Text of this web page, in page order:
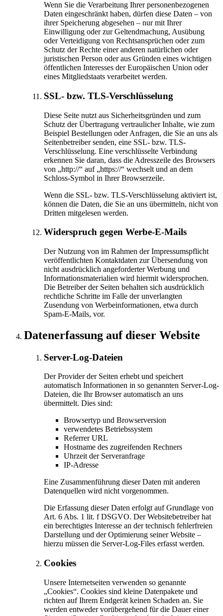
Wenn Sie die Verarbeitung Ihrer personenbezogenen
Daten eingeschränkt haben, dürfen diese Daten – von
ihrer Speicherung abgesehen – nur mit Ihrer
Einwilligung oder zur Geltendmachung, Ausübung
oder Verteidigung von Rechtsansprüchen oder zum
Schutz der Rechte einer anderen natürlichen oder
juristischen Person oder aus Gründen eines wichtigen
öffentlichen Interesses der Europäischen Union oder
eines Mitgliedstaats verarbeitet werden.
SSL- bzw. TLS-Verschlüsselung
Diese Seite nutzt aus Sicherheitsgründen und zum
Schutz der Übertragung vertraulicher Inhalte, wie zum
Beispiel Bestellungen oder Anfragen, die Sie an uns als
Seitenbetreiber senden, eine SSL- bzw. TLS-
Verschlüsselung. Eine verschlüsselte Verbindung
erkennen Sie daran, dass die Adresszeile des Browsers
von „http://“ auf „https://“ wechselt und an dem
Schloss-Symbol in Ihrer Browserzeile.
Wenn die SSL- bzw. TLS-Verschlüsselung aktiviert ist,
können die Daten, die Sie an uns übermitteln, nicht von
Dritten mitgelesen werden.
Widerspruch gegen Werbe-E-Mails
Der Nutzung von im Rahmen der Impressumspflicht
veröffentlichten Kontaktdaten zur Übersendung von
nicht ausdrücklich angeforderter Werbung und
Informationsmaterialien wird hiermit widersprochen.
Die Betreiber der Seiten behalten sich ausdrücklich
rechtliche Schritte im Falle der unverlangten
Zusendung von Werbeinformationen, etwa durch
Spam-E-Mails, vor.
Datenerfassung auf dieser Website
Server-Log-Dateien
Der Provider der Seiten erhebt und speichert
automatisch Informationen in so genannten Server-Log-
Dateien, die Ihr Browser automatisch an uns
übermittelt. Dies sind:
Browsertyp und Browserversion
verwendetes Betriebssystem
Referrer URL
Hostname des zugreifenden Rechners
Uhrzeit der Serveranfrage
IP-Adresse
Eine Zusammenführung dieser Daten mit anderen
Datenquellen wird nicht vorgenommen.
Die Erfassung dieser Daten erfolgt auf Grundlage von
Art. 6 Abs. 1 lit. f DSGVO. Der Websitebetreiber hat
ein berechtigtes Interesse an der technisch fehlerfreien
Darstellung und der Optimierung seiner Website –
hierzu müssen die Server-Log-Files erfasst werden.
Cookies
Unsere Internetseiten verwenden so genannte
„Cookies“. Cookies sind kleine Datenpakete und
richten auf Ihrem Endgerät keinen Schaden an. Sie
werden entweder vorübergehend für die Dauer einer